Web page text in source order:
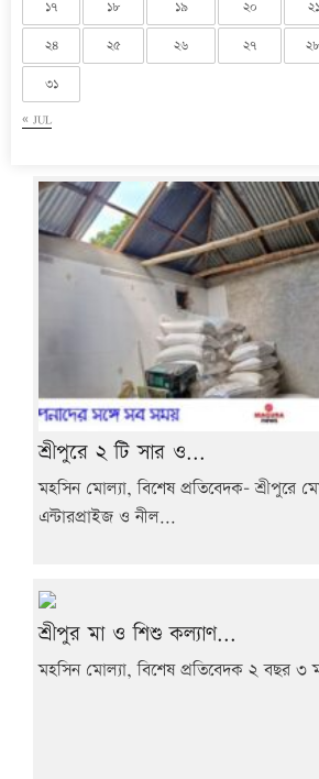
« JUL
১৭ ১৮ ১৯ ২০ ২১
২৪ ২৫ ২৬ ২৭ ২৮
৩১
শ্রীপুরে ২ টি সার ও...
মহসিন মোল্যা, বিশেষ প্রতিবেদক- শ্রীপুরে
এন্টারপ্রাইজ ও নীল...
শ্রীপুর মা ও শিশু কল্যাণ...
মহসিন মোল্যা, বিশেষ প্রতিবেদক ২ বছর ৩